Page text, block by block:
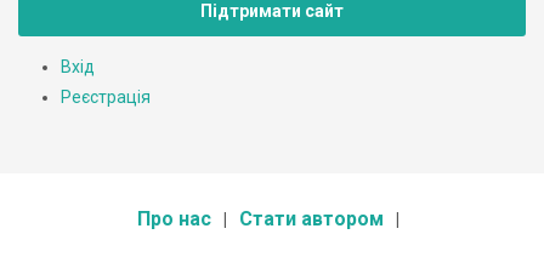
Підтримати сайт
Вхід
Реєстрація
Про нас Стати автором